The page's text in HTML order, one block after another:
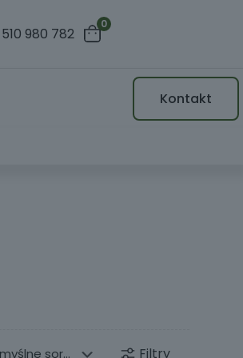
510 980 782
0
Kontakt
Filtry